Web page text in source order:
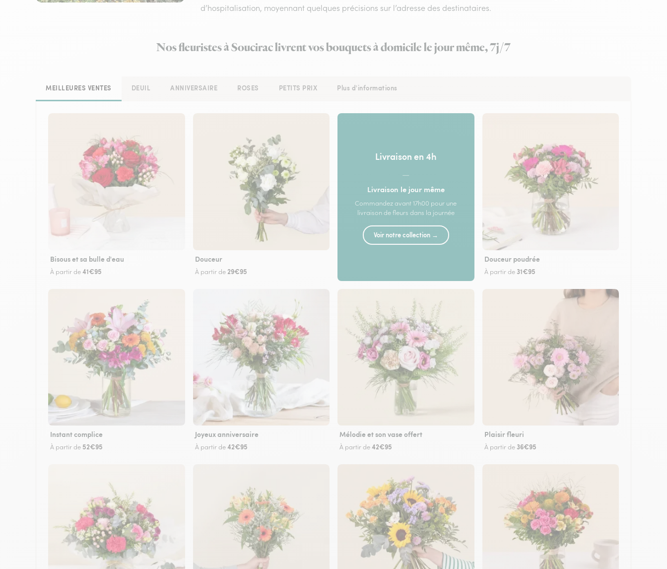
d’hospitalisation, moyennant quelques précisions sur l’adresse des destinataires.
Nos fleuristes à Soucirac livrent vos bouquets à domicile le jour même, 7j/7
MEILLEURES VENTES DEUIL ANNIVERSAIRE ROSES PETITS PRIX Plus d'informations
Bisous et sa bulle d'eau
À partir de41€95
Douceur
À partir de 29€95
Livraison en 4h
—
Livraison le jour même
Commandez avant 17h00 pour une
livraison de fleurs dans la journée
Voir notre collection →
Douceur poudrée
À partir de 31€95
Instant complice
À partir de 52€95
Joyeux anniversaire
À partir de42€95
Mélodie et son vase offert
À partir de42€95
Plaisir fleuri
À partir de 36€95